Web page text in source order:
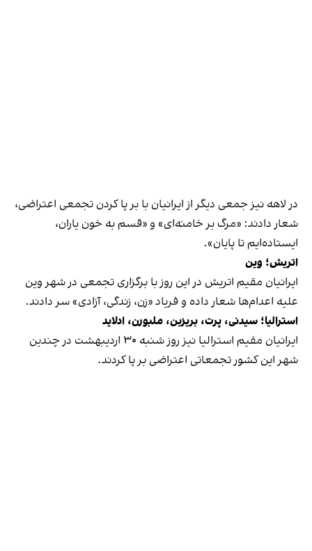
در لاهه نیز جمعی دیگر از ایرانیان با بر پا کردن تجمعی اعتراضی،
شعار دادند: «مرگ بر خامنه‌ای» و «قسم به خون یاران،
ایستاده‌ایم تا پایان».
اتریش؛ وین
ایرانیان مقیم اتریش در این روز با برگزاری تجمعی در شهر وین
علیه اعدام‌ها شعار داده و فریاد «زن، زندگی، آزادی» سر دادند.
استرالیا؛ سیدنی، پرت، بریزبن، ملبورن، ادلاید
ایرانیان مقیم استرالیا نیز روز شنبه ۳۰ اردیبهشت در چندین
شهر این کشور تجمعاتی اعتراضی بر پا کردند.